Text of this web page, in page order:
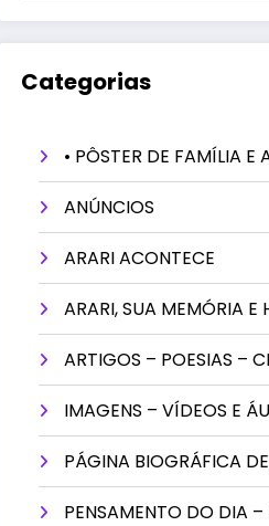
Categorias
• PÔSTER DE FAMÍLIA E
ANÚNCIOS
ARARI ACONTECE
ARARI, SUA MEMÓRIA E
ARTIGOS – POESIAS –
IMAGENS – VÍDEOS E
PÁGINA BIOGRÁFICA
PENSAMENTO DO DIA –